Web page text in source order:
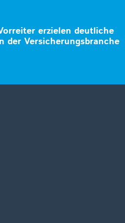
erzielen deutliche
der Versicherungsbranche